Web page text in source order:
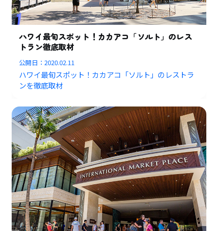
ハワイ最旬スポット！カカアコ「ソルト」のレス
トラン徹底取材
公開日：2020.02.11
ハワイ最旬スポット！カカアコ「ソルト」のレストラ
ンを徹底取材